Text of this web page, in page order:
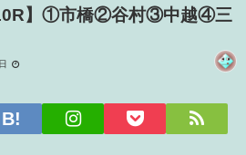
10R】①市橋②谷村③中越④三